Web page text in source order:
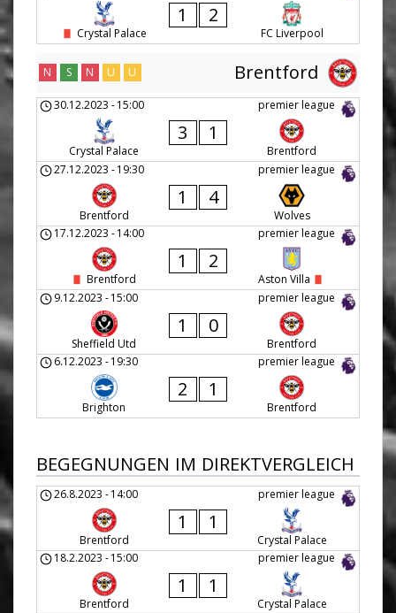
Crystal Palace
1 2
FC Liverpool
Brentford
N S N U U
premier league
30.12.2023 -15:00
Crystal Palace
3 1
Brentford
premier league
27.12.2023 -19:30
Brentford
1 4
Wolves
premier league
17.12.2023 -14:00
Brentford
1 2
Aston Villa
premier league
9.12.2023 -15:00
Sheffield Utd
1 0
Brentford
premier league
6.12.2023 -19:30
Brighton
2 1
Brentford
BEGEGNUNGEN IM DIREKTVERGLEICH
premier league
26.8.2023 -14:00
Brentford
1 1
Crystal Palace
premier league
18.2.2023 -15:00
Brentford
1 1
Crystal Palace